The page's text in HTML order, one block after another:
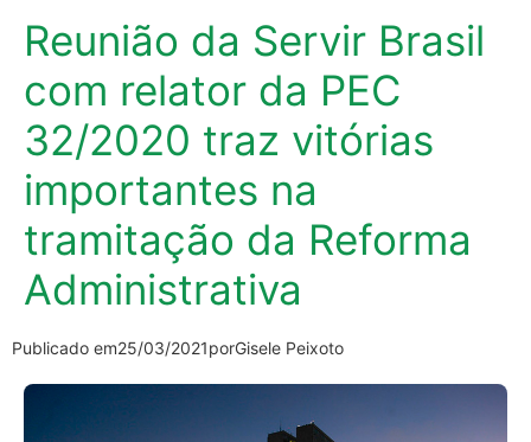
Reunião da Servir Brasil
com relator da PEC
32/2020 traz vitórias
importantes na
tramitação da Reforma
Administrativa
Publicado em25/03/2021porGisele Peixoto